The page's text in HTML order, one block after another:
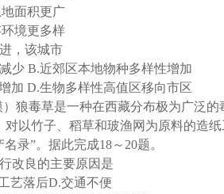
面积更广
境更多样
，该城市
少 B.近郊区本地物种多样性增加
加 D.生物多样性高值区移向市区
）狼毒草是一种在西藏分布极为广
对以竹子、稻草和玻渔网为原料的造
录”。据此完成18～20题。
改良的主要原因是
艺落后D.交通不便